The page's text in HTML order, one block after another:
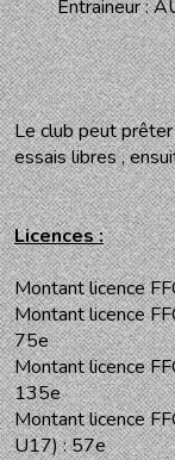
Entraineur :
Le club peut
essais libres ,
Licences :
Montant licence
Montant licence
75e
Montant licence
135e
Montant licence
U17) : 57e